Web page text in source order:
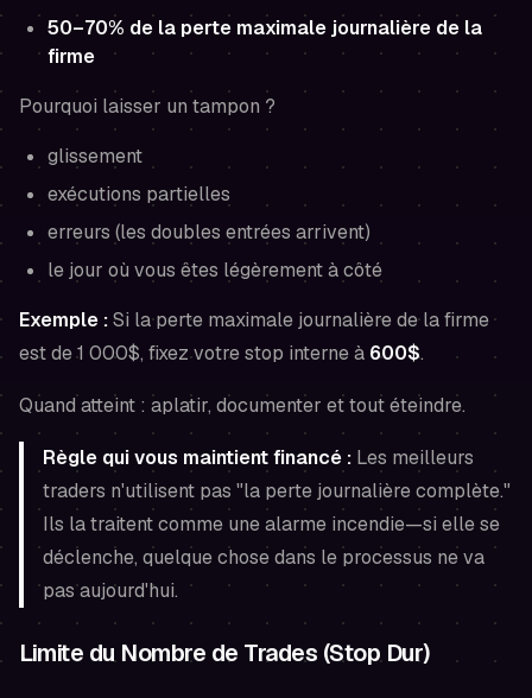
50–70% de la perte maximale journalière de la
firme
Pourquoi laisser un tampon ?
glissement
exécutions partielles
erreurs (les doubles entrées arrivent)
le jour où vous êtes légèrement à côté
Exemple :Si la perte maximale journalière de la firme
est de 1 000$, fixez votre stop interne à 600$.
Quand atteint : aplatir, documenter et tout éteindre.
Règle qui vous maintient financé : Les meilleurs
traders n'utilisent pas "la perte journalière complète."
Ils la traitent comme une alarme incendie—si elle se
déclenche, quelque chose dans le processus ne va
pas aujourd'hui.
Limite du Nombre de Trades (Stop Dur)